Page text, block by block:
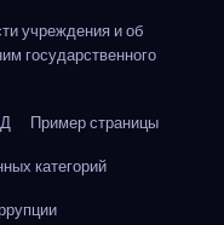
учреждения и об
государственного
Пример страницы
категорий